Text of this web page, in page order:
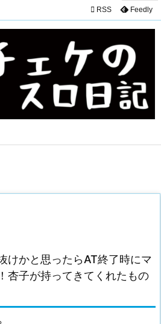
 RSS Feedly
けかと思ったらAT終了時にマ
杏子が持ってきてくれたもの